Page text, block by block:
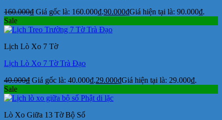
160.000₫ Giá gốc là: 160.000₫.90.000₫Giá hiện tại là: 90.000₫.
Sale
Lịch Lò Xo 7 Tờ
Lịch Lò Xo 7 Tờ Trà Đạo
40.000₫ Giá gốc là: 40.000₫.29.000₫Giá hiện tại là: 29.000₫.
Sale
Lò Xo Giữa 13 Tờ Bộ Số